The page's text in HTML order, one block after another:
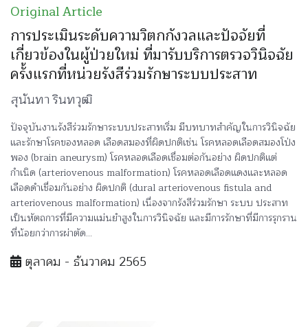
Original Article
การประเมินระดับความวิตกกังวลและปัจจัยที่
เกี่ยวข้องในผู้ป่วยใหม่ ที่มารับบริการตรวจวินิจฉัย
ครั้งแรกที่หน่วยรังสีร่วมรักษาระบบประสาท
สุนันทา รินทวุฒิ
ปัจจุบันงานรังสีร่วมรักษาระบบประสาทเริ่ม มีบทบาทสำคัญในการวินิจฉัย
และรักษาโรคของหลอด เลือดสมองที่ผิดปกติเช่น โรคหลอดเลือดสมองโป่ง
พอง (brain aneurysm) โรคหลอดเลือดเชื่อมต่อกันอย่าง ผิดปกติแต่
กำเนิด (arteriovenous malformation) โรคหลอดเลือดแดงและหลอด
เลือดดำเชื่อมกันอย่าง ผิดปกติ (dural arteriovenous fistula and
arteriovenous malformation) เนื่องจากรังสีร่วมรักษา ระบบ ประสาท
เป็นหัตถการที่มีความแม่นยำสูงในการวินิจฉัย และมีการรักษาที่มีการรุกราน
ที่น้อยกว่าการผ่าตัด...
ตุลาคม - ธันวาคม 2565